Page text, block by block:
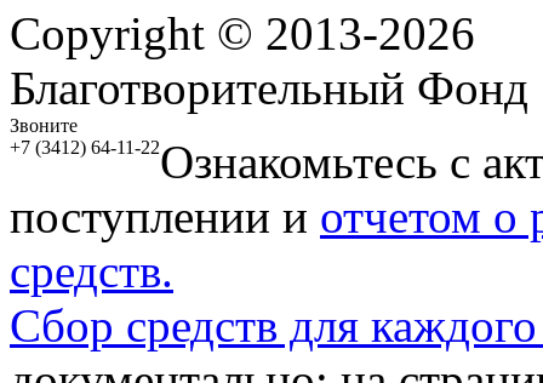
Copyright © 2013-2026
Благотворительный
Звоните
+7 (3412) 64-11-22Ознакомьтесь с
поступлении и отчетом о
средств.
Сбор средств для